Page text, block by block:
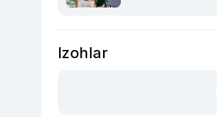
Izohlar